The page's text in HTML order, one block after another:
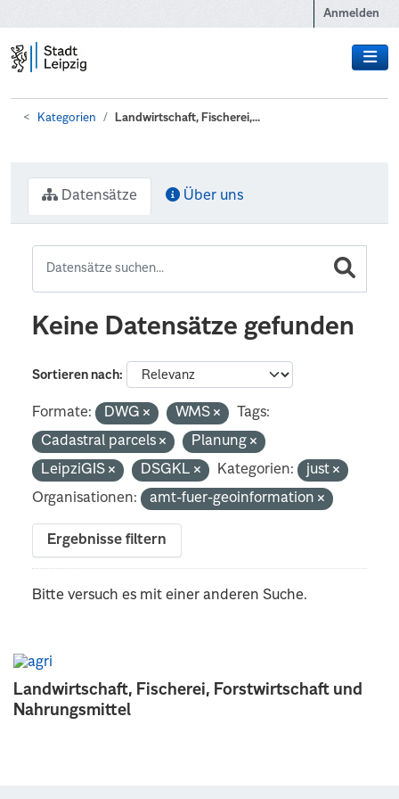
Anmelden
Kategorien Landwirtschaft, Fischerei,...
Landwirtschaft, Fischerei, Forstwirtschaft und
Nahrungsmittel
Datensätze Über uns
Keine Datensätze gefunden
Sortieren nach
Formate: DWG WMS
Tags:
Cadastral parcels
Planung
LeipziGIS
DSGKL Kategorien:
just
Organisationen:
amt-fuer-geoinformation
Ergebnisse filtern
Bitte versuch es mit einer anderen Suche.